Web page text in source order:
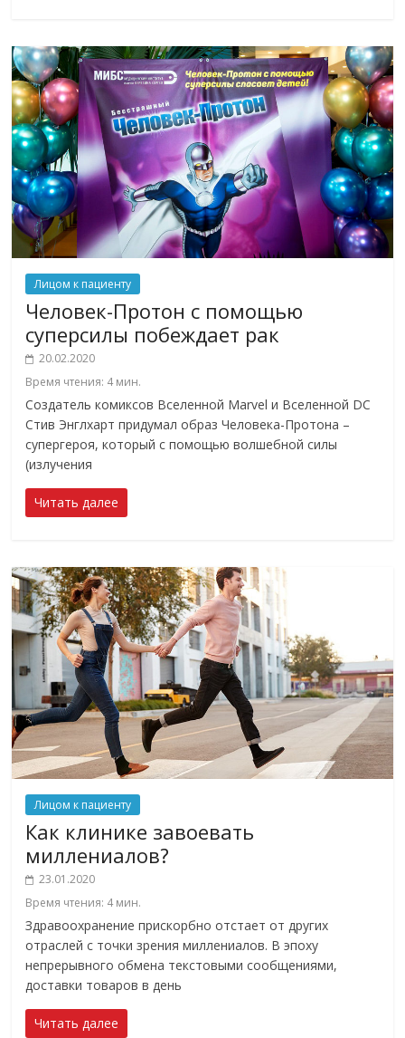
Лицом к пациенту
Человек-Протон с помощью
суперсилы побеждает рак
20.02.2020
Время чтения: 4 мин.
Создатель комиксов Вселенной Marvel и Вселенной DC
Стив Энглхарт придумал образ Человека-Протона –
супергероя, который с помощью волшебной силы
(излучения
Читать далее
Лицом к пациенту
Как клинике завоевать
миллениалов?
23.01.2020
Время чтения: 4 мин.
Здравоохранение прискорбно отстает от других
отраслей с точки зрения миллениалов. В эпоху
непрерывного обмена текстовыми сообщениями,
доставки товаров в день
Читать далее